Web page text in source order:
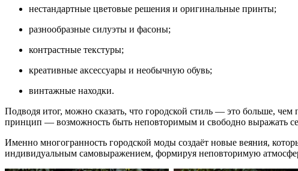
нестандартные цветовые решения и оригинальные принты;
разнообразные силуэты и фасоны;
контрастные текстуры;
креативные аксессуары и необычную обувь;
винтажные находки.
Подводя итог, можно сказать, что городской стиль — это больше,
принцип — возможность быть неповторимым и свободно выражать
Именно многогранность городской моды создаёт новые веяния,
индивидуальным самовыражением, формируя неповторимую